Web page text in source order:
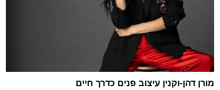
מורן דהן-וקנין עיצוב פנים כדרך חיים